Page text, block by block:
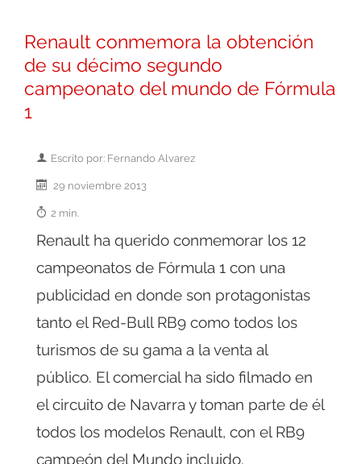
Renault conmemora la obtención
de su décimo segundo
campeonato del mundo de Fórmula
1
Escrito por: Fernando Alvarez
29 noviembre 2013
2 min.
Renault ha querido conmemorar los 12
campeonatos de Fórmula 1 con una
publicidad en donde son protagonistas
tanto el Red-Bull RB9 como todos los
turismos de su gama a la venta al
público. El comercial ha sido filmado en
el circuito de Navarra y toman parte de él
todos los modelos Renault, con el RB9
campeón del Mundo incluido.